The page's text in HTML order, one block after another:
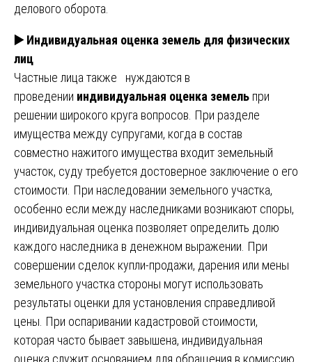
делового оборота.
▶️Индивидуальная оценка земель для физических
лиц
Частные лица также нуждаются в
проведении индивидуальная оценка земель при
решении широкого круга вопросов. При разделе
имущества между супругами, когда в состав
совместно нажитого имущества входит земельный
участок, суду требуется достоверное заключение о его
стоимости. При наследовании земельного участка,
особенно если между наследниками возникают споры,
индивидуальная оценка позволяет определить долю
каждого наследника в денежном выражении. При
совершении сделок купли-продажи, дарения или мены
земельного участка стороны могут использовать
результаты оценки для установления справедливой
цены. При оспаривании кадастровой стоимости,
которая часто бывает завышена, индивидуальная
оценка служит основанием для обращения в комиссию